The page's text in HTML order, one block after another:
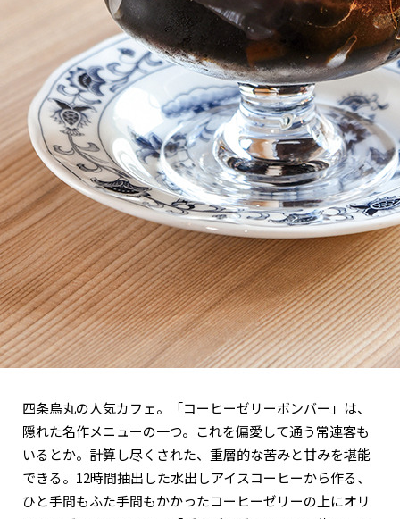
おすすめの映画
誠光社で選びました。
おすすめの本
紹介します。
おすすめのイベント
四条烏丸の人気カフェ。「コーヒーゼリーボンバー」は、
隠れた名作メニューの一つ。これを偏愛して通う常連客も
いるとか。計算し尽くされた、重層的な苦みと甘みを堪能
できる。12時間抽出した水出しアイスコーヒーから作る、
ひと手間もふた手間もかかったコーヒーゼリーの上にオリ